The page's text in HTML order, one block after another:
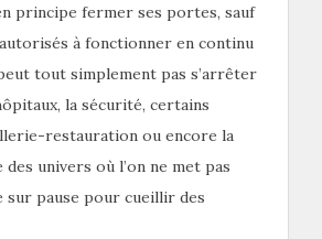
principe fermer ses portes, sauf
à fonctionner en continu
tout simplement pas s’arrêter
la sécurité, certains
restauration ou encore la
univers où l’on ne met pas
sur pause pour cueillir des